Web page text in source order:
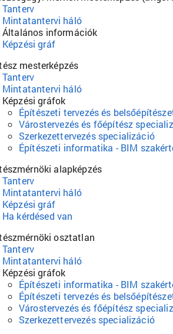
Tanterv
Mintatantervi háló
Általános információk
Képzési gráf
mesterképzés
Tanterv
Mintatantervi háló
Képzési gráfok
Építészeti tervezés és
Várostervezés és főépítész
Szerkezettervezés specializáció
Építészeti informatika - BIM
alapképzés
Tanterv
Mintatantervi háló
Képzési gráf
Ha kérdésed van
osztatlan
Tanterv
Mintatantervi háló
Képzési gráfok
Építészeti informatika - BIM
Építészeti tervezés és
Várostervezés és főépítész
Szerkezettervezés specializáció